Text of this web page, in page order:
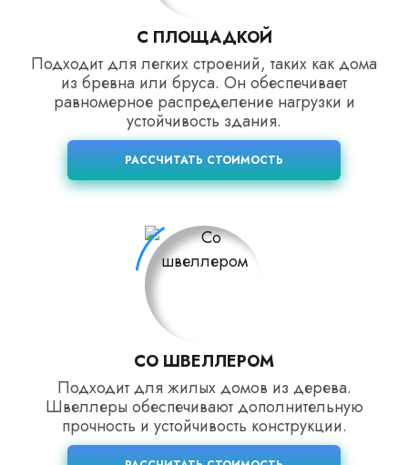
С ПЛОЩАДКОЙ
Подходит для легких строений, таких как дома
из бревна или бруса. Он обеспечивает
равномерное распределение нагрузки и
устойчивость здания.
РАССЧИТАТЬ СТОИМОСТЬ
СО ШВЕЛЛЕРОМ
Подходит для жилых домов из дерева.
Швеллеры обеспечивают дополнительную
прочность и устойчивость конструкции.